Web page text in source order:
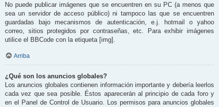
No puede publicar imágenes que se encuentren en su PC (a menos que
sea un servidor de acceso público) ni tampoco las que se encuentren
guardadas bajo mecanismos de autenticación, e.j. hotmail o yahoo
correo, sitios protegidos por contraseñas, etc. Para exhibir imágenes
utilice el BBCode con la etiqueta [img].
Arriba
¿Qué son los anuncios globales?
Los anuncios globales contienen información importante y debería leerlos
cada vez que sea posible. Éstos aparecerán al principio de cada foro y
en el Panel de Control de Usuario. Los permisos para anuncios globales